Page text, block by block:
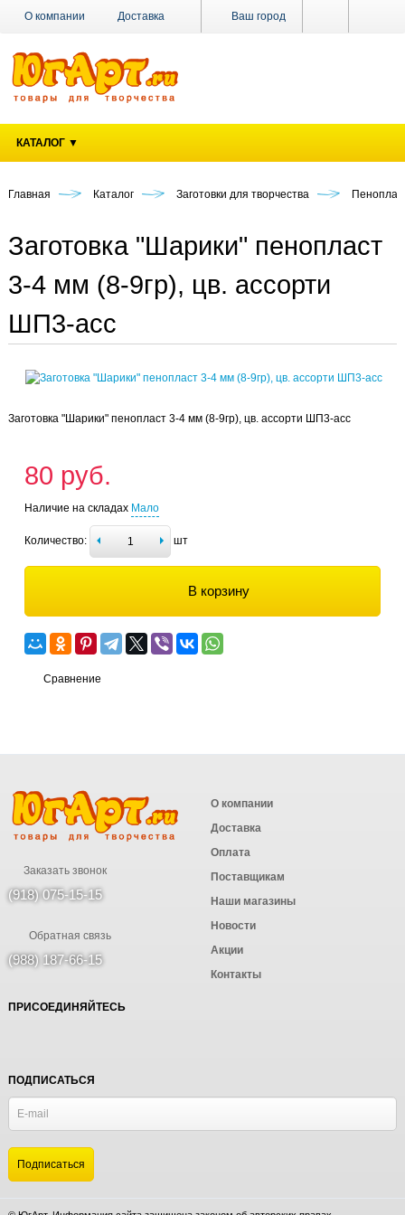
Ваш город
О компании Доставка
Наши магазины Новости
КАТАЛОГ ▼
Главная Каталог Заготовки для творчества
Заготовка "Шарики" пенопласт
3-4 мм (8-9гр), цв. ассорти
ШП3-асс
Заготовка "Шарики" пенопласт 3-4 мм (8-9гр), цв. ассорти ШП3-асс
80 руб.
Наличие на складах Мало
Количество: шт
В корзину
Сравнение
Заказать звонок
(918) 075-15-15
Обратная связь
(988) 187-66-15
О компании
Доставка
Оплата
Поставщикам
Наши магазины
Новости
Акции
Контакты
ПРИСОЕДИНЯЙТЕСЬ
ПОДПИСАТЬСЯ